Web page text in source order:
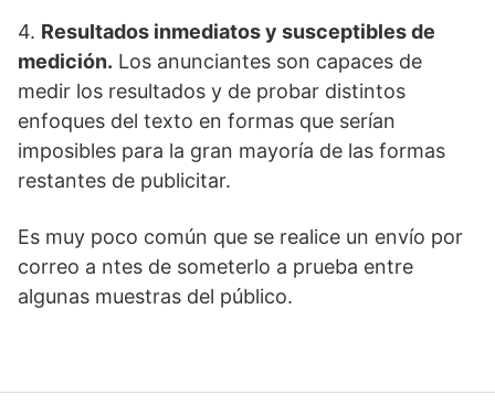
4. ResuItados inmediatos y susceptibles de
medición. Los anunciantes son capaces de
medir los resultados y de probar distintos
enfoques del texto en formas que serían
imposibles para la gran mayoría de las formas
restantes de publicitar.
Es muy poco común que se realice un envío por
correo a ntes de someterlo a prueba entre
algunas muestras del público.